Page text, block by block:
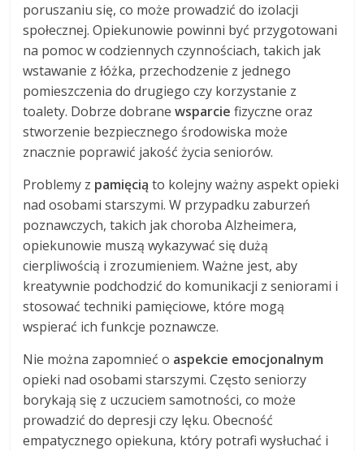
poruszaniu się, co może prowadzić do izolacji
społecznej. Opiekunowie powinni być przygotowani
na pomoc w codziennych czynnościach, takich jak
wstawanie z łóżka, przechodzenie z jednego
pomieszczenia do drugiego czy korzystanie z
toalety. Dobrze dobranewsparcie fizyczne oraz
stworzenie bezpiecznego środowiska może
znacznie poprawić jakość życia seniorów.
Problemy z pamięcią to kolejny ważny aspekt opieki
nad osobami starszymi. W przypadku zaburzeń
poznawczych, takich jak choroba Alzheimera,
opiekunowie muszą wykazywać się dużą
cierpliwością i zrozumieniem. Ważne jest, aby
kreatywnie podchodzić do komunikacji z seniorami i
stosować techniki pamięciowe, które mogą
wspierać ich funkcje poznawcze.
Nie można zapomnieć o aspekcie emocjonalnym
opieki nad osobami starszymi. Często seniorzy
borykają się z uczuciem samotności, co może
prowadzić do depresji czy lęku. Obecność
empatycznego opiekuna, który potrafi wysłuchać i